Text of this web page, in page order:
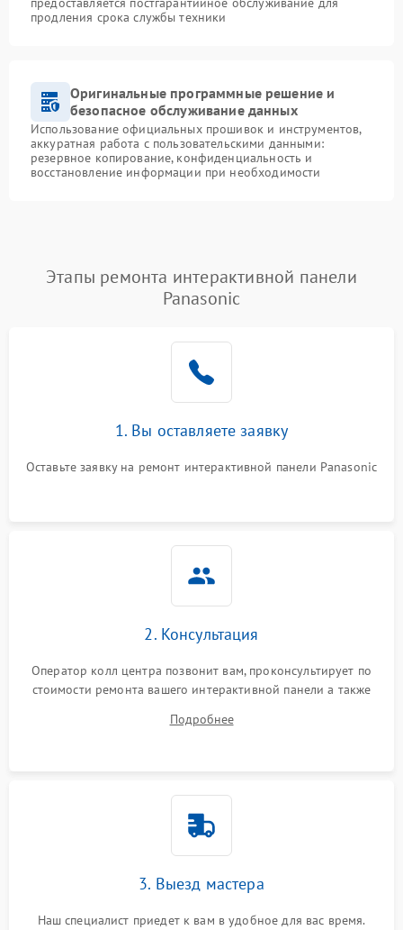
продления срока службы техники
Оригинальные программные решение и
безопасное обслуживание данных
Использование официальных прошивок и инструментов,
аккуратная работа с пользовательскими данными:
резервное копирование, конфиденциальность и
восстановление информации при необходимости
Этапы ремонта интерактивной панели
Panasonic
1. Вы оставляете заявку
Оставьте заявку на ремонт интерактивной панели Panasonic
2. Консультация
Оператор колл центра позвонит вам, проконсультирует по
стоимости ремонта вашего интерактивной панели а также
Подробнее
3. Выезд мастера
Наш специалист приедет к вам в удобное для вас время.